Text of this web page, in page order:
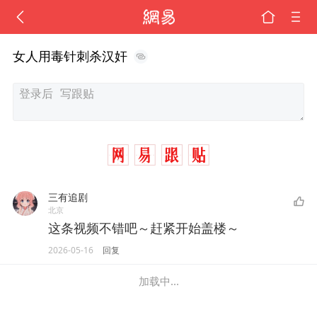
女人用毒针刺杀汉奸
三有追剧
北京
这条视频不错吧～赶紧开始盖楼～
2026-05-16 回复
加载中...